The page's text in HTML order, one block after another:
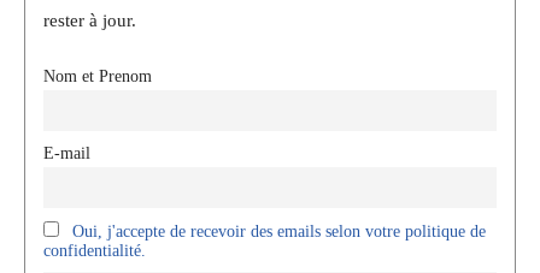
rester à jour.
Nom et Prenom
E-mail
Oui, j'accepte de recevoir des emails selon votre politique de
confidentialité.